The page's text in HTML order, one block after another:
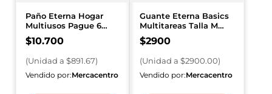
Paño Eterna Hogar
Multiusos Pague 6
Lleve 12 und
$10.700
(Unidad a $891.67)
Vendido por:Mercacentro
Guante Eterna Basics
Multitareas Talla M
Unidad
$2900
(Unidad a $2900.00)
Vendido por:Mercacentro